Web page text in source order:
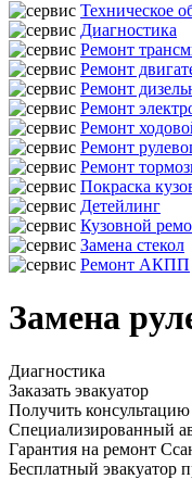
Техническое
Диагностика
Ремонт
Ремонт
Ремонт
Ремонт
Ремонт
Ремонт
Ремонт
Покраска
Детейлинг
Кузовной
Замена стекол
Ремонт АКПП
Замена
Диагностика
Заказать эвакуатор
Получить консультацию
Специализированный
Гарантия на ремонт
Бесплатный эвакуатор